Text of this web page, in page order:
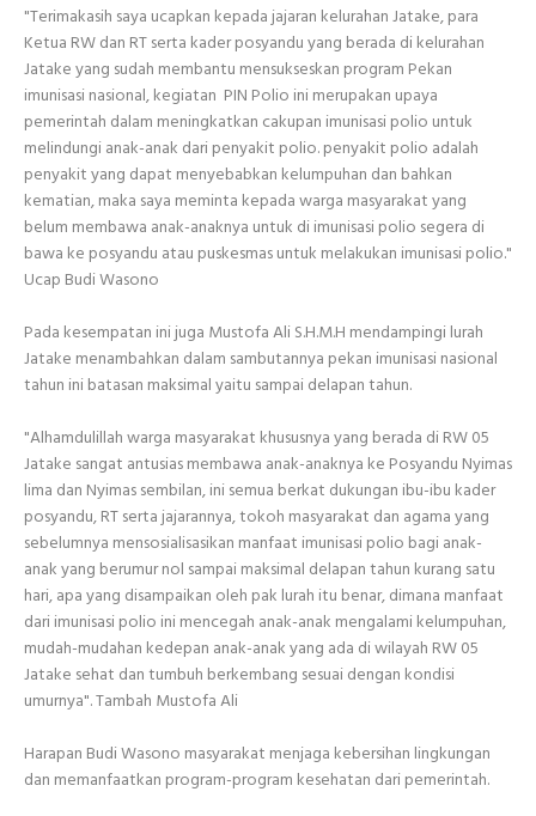
"Terimakasih saya ucapkan kepada jajaran kelurahan Jatake, para
Ketua RW dan RT serta kader posyandu yang berada di kelurahan
Jatake yang sudah membantu mensukseskan program Pekan
imunisasi nasional, kegiatan PIN Polio ini merupakan upaya
pemerintah dalam meningkatkan cakupan imunisasi polio untuk
melindungi anak-anak dari penyakit polio. penyakit polio adalah
penyakit yang dapat menyebabkan kelumpuhan dan bahkan
kematian, maka saya meminta kepada warga masyarakat yang
belum membawa anak-anaknya untuk di imunisasi polio segera di
bawa ke posyandu atau puskesmas untuk melakukan imunisasi polio."
Ucap Budi Wasono
Pada kesempatan ini juga Mustofa Ali S.H.M.H mendampingi lurah
Jatake menambahkan dalam sambutannya pekan imunisasi nasional
tahun ini batasan maksimal yaitu sampai delapan tahun.
"Alhamdulillah warga masyarakat khususnya yang berada di RW 05
Jatake sangat antusias membawa anak-anaknya ke Posyandu Nyimas
lima dan Nyimas sembilan, ini semua berkat dukungan ibu-ibu kader
posyandu, RT serta jajarannya, tokoh masyarakat dan agama yang
sebelumnya mensosialisasikan manfaat imunisasi polio bagi anak-
anak yang berumur nol sampai maksimal delapan tahun kurang satu
hari, apa yang disampaikan oleh pak lurah itu benar, dimana manfaat
dari imunisasi polio ini mencegah anak-anak mengalami kelumpuhan,
mudah-mudahan kedepan anak-anak yang ada di wilayah RW 05
Jatake sehat dan tumbuh berkembang sesuai dengan kondisi
umurnya". Tambah Mustofa Ali
Harapan Budi Wasono masyarakat menjaga kebersihan lingkungan
dan memanfaatkan program-program kesehatan dari pemerintah.